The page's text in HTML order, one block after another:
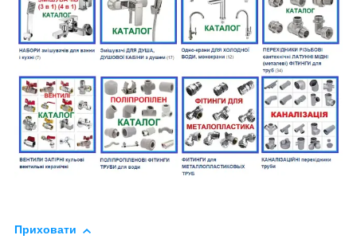
Приховати